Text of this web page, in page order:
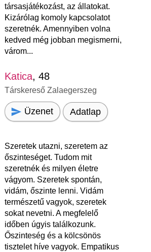
társasjátékozást, az állatokat.
Kizárólag komoly kapcsolatot
szeretnék. Amennyiben volna
kedved még jobban megismerni,
várom...
Katica, 48
Társkereső Zalaegerszeg
Üzenet Adatlap
Szeretek utazni, szeretem az
őszinteséget. Tudom mit
szeretnék és milyen életre
vágyom. Szeretek spontán,
vidám, őszinte lenni. Vidám
természetű vagyok, szeretek
sokat nevetni. A megfelelő
időben úgyis találkozunk.
Őszinteség és a kölcsönös
tisztelet híve vagyok. Empatikus